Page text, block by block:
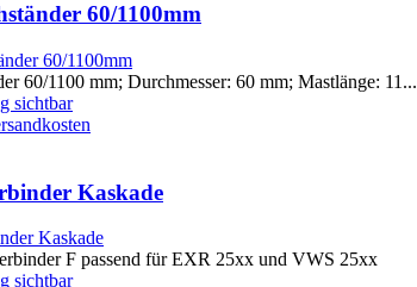
60/1100mm
60/1100 mm; Durchmesser: 60 mm; Mastlänge: 11...
sichtbar
Kaskade
F passend für EXR 25xx und VWS 25xx
sichtbar